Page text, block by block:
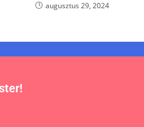
augusztus 29, 2024